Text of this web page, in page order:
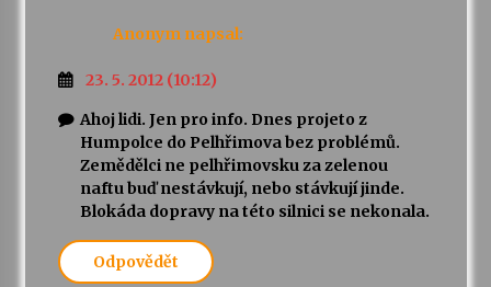
Anonym napsal:
23. 5. 2012 (10:12)
Ahoj lidi. Jen pro info. Dnes projeto z
Humpolce do Pelhřimova bez problémů.
Zemědělci ne pelhřimovsku za zelenou
naftu buď nestávkují, nebo stávkují jinde.
Blokáda dopravy na této silnici se nekonala.
Odpovědět